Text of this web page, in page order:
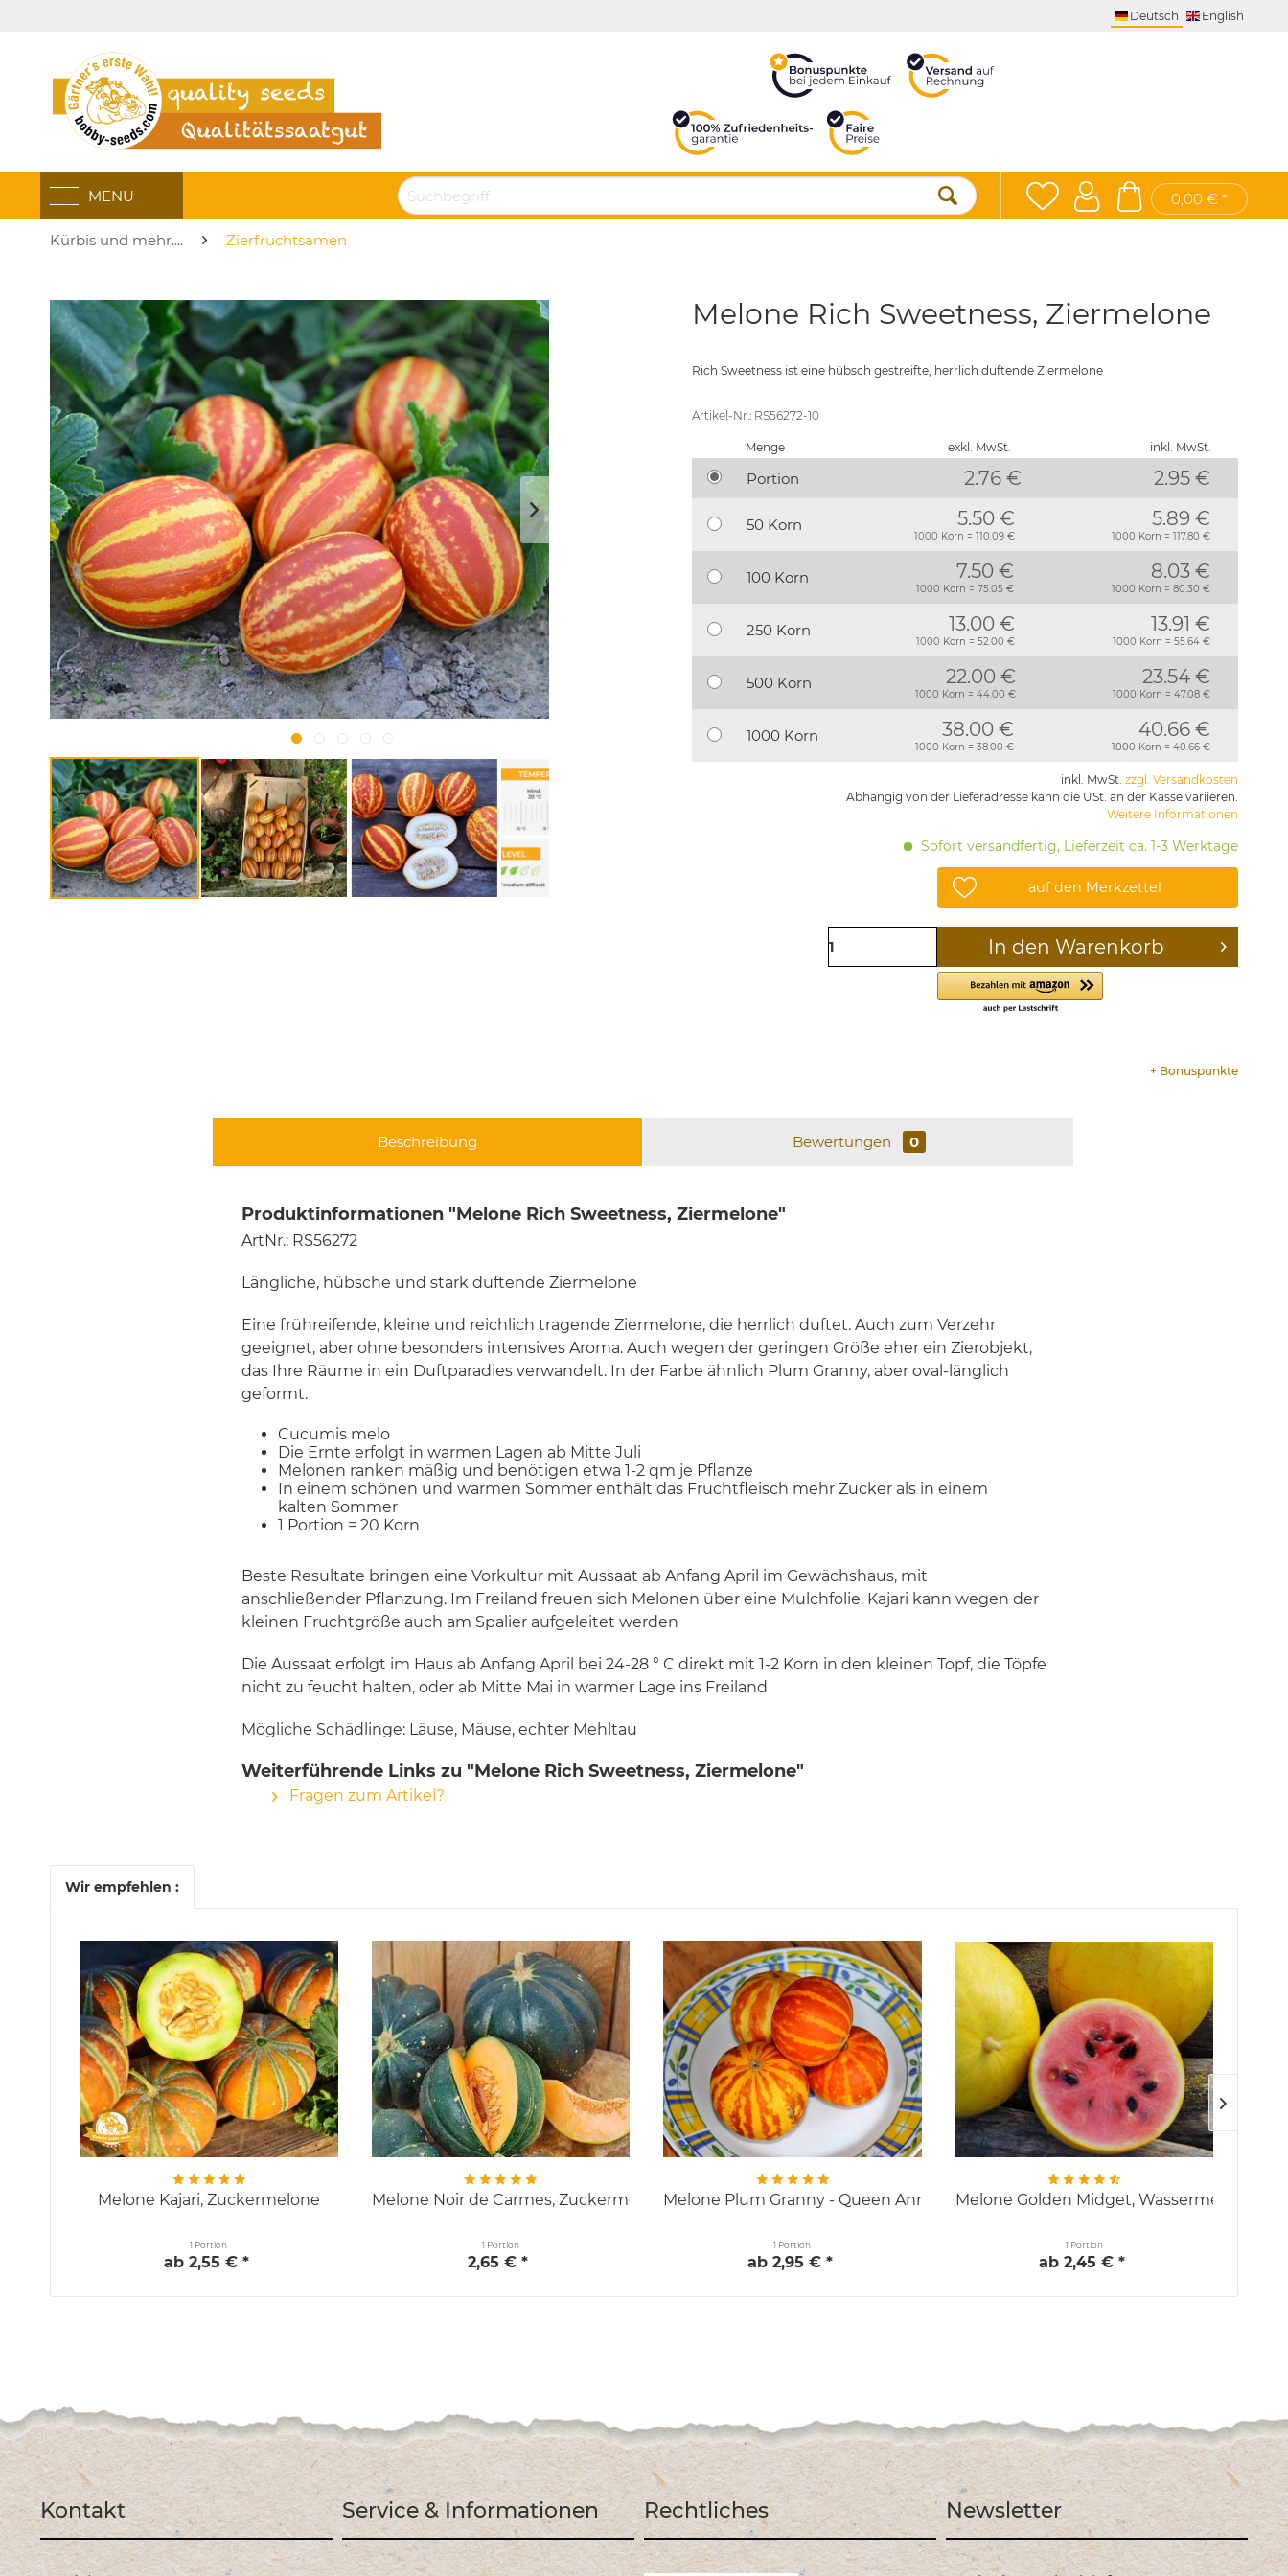
Deutsch English
MENU 0,00 € *
Kürbis und mehr.... Zierfruchtsamen
Melone Rich Sweetness, Ziermelone
Rich Sweetness ist eine hübsch gestreifte, herrlich duftende Ziermelone
Artikel-Nr.: RS56272-10
Menge exkl. MwSt. inkl. MwSt.
Portion 2.76 € 2.95€
50 Korn 5.50 €
1000 Korn = 110.09 €
5.89 €
1000 Korn = 117.80 €
100 Korn 7.50 €
1000 Korn = 75.05 €
8.03 €
1000 Korn = 80.30 €
250 Korn 13.00 €
1000 Korn = 52.00 €
13.91 €
1000 Korn = 55.64 €
500 Korn 22.00 €
1000 Korn = 44.00 €
23.54 €
1000 Korn = 47.08 €
1000 Korn 38.00 €
1000 Korn = 38.00 €
40.66 €
1000 Korn = 40.66 €
inkl. MwSt. zzgl. Versandkosten
Abhängig von der Lieferadresse kann die USt. an der Kasse variieren.
Weitere Informationen
Sofort versandfertig, Lieferzeit ca. 1-3 Werktage
auf den Merkzettel
In den Warenkorb
+ Bonuspunkte
Beschreibung Bewertungen 0
Produktinformationen "Melone Rich Sweetness, Ziermelone"
ArtNr.: RS56272
Längliche, hübsche und stark duftende Ziermelone
Eine frühreifende, kleine und reichlich tragende Ziermelone, die herrlich duftet. Auch zum Verzehr
geeignet, aber ohne besonders intensives Aroma. Auch wegen der geringen Größe eher ein Zierobjekt,
das Ihre Räume in ein Duftparadies verwandelt. In der Farbe ähnlich Plum Granny, aber oval-länglich
geformt.
Cucumis melo
Die Ernte erfolgt in warmen Lagen ab Mitte Juli
Melonen ranken mäßig und benötigen etwa 1-2 qm je Pflanze
In einem schönen und warmen Sommer enthält das Fruchtfleisch mehr Zucker als in einem
kalten Sommer
1 Portion = 20 Korn
Beste Resultate bringen eine Vorkultur mit Aussaat ab Anfang April im Gewächshaus, mit
anschließender Pflanzung. Im Freiland freuen sich Melonen über eine Mulchfolie. Kajari kann wegen der
kleinen Fruchtgröße auch am Spalier aufgeleitet werden
Die Aussaat erfolgt im Haus ab Anfang April bei 24-28 ° C direkt mit 1-2 Korn in den kleinen Topf, die Töpfe
nicht zu feucht halten, oder ab Mitte Mai in warmer Lage ins Freiland
Mögliche Schädlinge: Läuse, Mäuse, echter Mehltau
Weiterführende Links zu "Melone Rich Sweetness, Ziermelone"
Fragen zum Artikel?
Wir empfehlen :
Melone Kajari, Zuckermelone
1 Portion
ab 2,55 € *
Melone Noir de Carmes, Zuckermelone
1 Portion
2,65 € *
Melone Plum Granny - Queen Annes Pocket,...
1 Portion
ab 2,95 € *
Melone Golden Midget, Wassermelone
1 Portion
ab 2,45 € *
Kontakt Service & Informationen Rechtliches Newsletter